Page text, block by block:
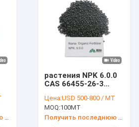
растения NPK 6.0.0
CAS 66455-26-3
удобрение
натуральная
формула
Цена:USD 500-800 / MT
MOQ:100MT